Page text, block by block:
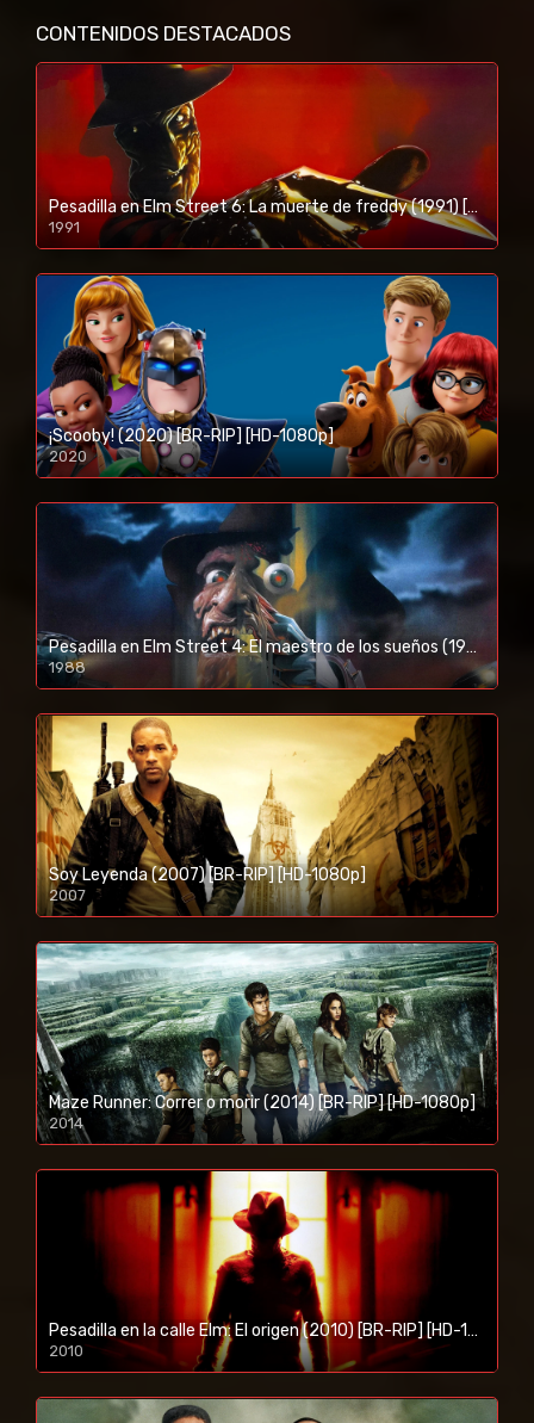
CONTENIDOS DESTACADOS
Pesadilla en Elm Street 6: La muerte de freddy (1991) [BR-RIP] [HD-1080p]
1991
¡Scooby! (2020) [BR-RIP] [HD-1080p]
2020
1080p/720p
Pesadilla en Elm Street 4: El maestro de los sueños (1988) [BR-RIP] [HD-1080p]
1988
Soy Leyenda (2007) [BR-RIP] [HD-1080p]
2007
1080p/720p
Maze Runner: Correr o morir (2014) [BR-RIP] [HD-1080p]
2014
1080p/720p
Pesadilla en la calle Elm: El origen (2010) [BR-RIP] [HD-1080p]
2010
1080p/720p